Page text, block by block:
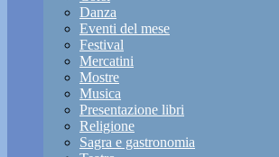
Danza
Eventi del mese
Festival
Mercatini
Mostre
Musica
Presentazione libri
Religione
Sagra e gastronomia